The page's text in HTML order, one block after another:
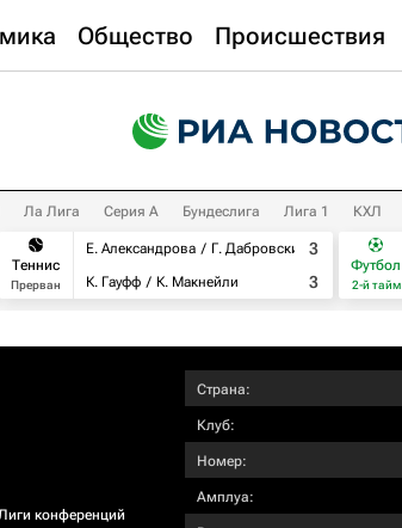
Общество Происшествия
Ла Лига Серия А Бундеслига Лига 1 КХЛ
Теннис
Прерван
Е. Александрова
Г. Дабровски
К. Гауфф
К. Макнейли
3
3
Футбол
2-й тайм
конференций
Страна:
Клуб:
Номер:
Амплуа: